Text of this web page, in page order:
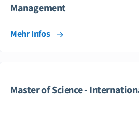
Management
Mehr Infos
Master of Science -